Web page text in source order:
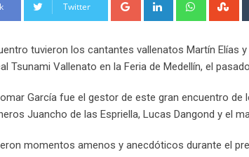
Twitter
tuvieron los cantantes vallenatos Martín Elías
Tsunami Vallenato en la Feria de Medellín, el
García fue el gestor de este gran encuentro
Juancho de las Espriella, Lucas Dangond y el
momentos amenos y anecdóticos durante el